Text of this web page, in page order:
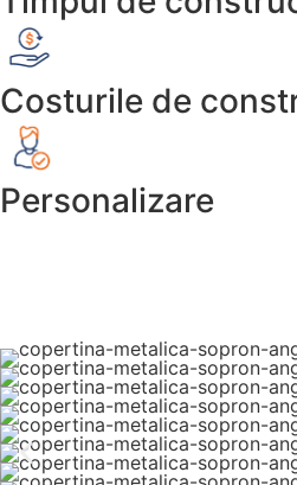
Costurile de
Personalizare